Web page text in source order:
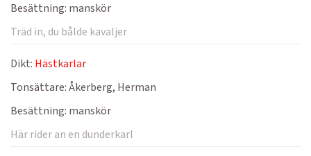
Besättning: manskör
Träd in, du bålde kavaljer
Dikt: Hästkarlar
Tonsättare:Åkerberg, Herman
Besättning: manskör
Här rider an en dunderkarl